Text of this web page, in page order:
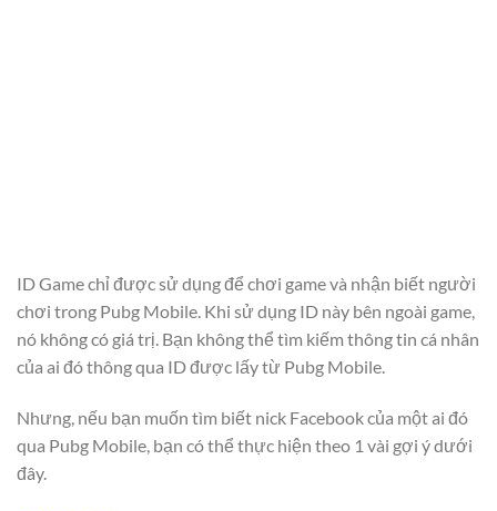
ID Game chỉ được sử dụng để chơi game và nhận biết người
chơi trong Pubg Mobile. Khi sử dụng ID này bên ngoài game,
nó không có giá trị. Bạn không thể tìm kiếm thông tin cá nhân
của ai đó thông qua ID được lấy từ Pubg Mobile.
Nhưng, nếu bạn muốn tìm biết nick Facebook của một ai đó
qua Pubg Mobile, bạn có thể thực hiện theo 1 vài gợi ý dưới
đây.